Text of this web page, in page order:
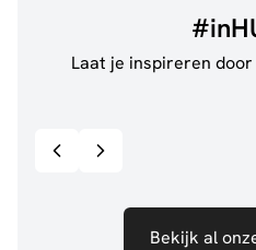
Laat je inspireren
Bekijk al